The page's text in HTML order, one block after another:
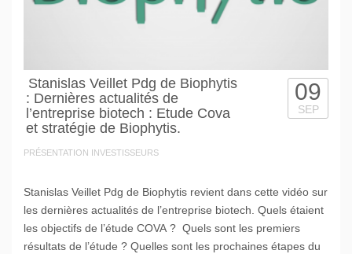
Stanislas Veillet Pdg de Biophytis
: Dernières actualités de
l’entreprise biotech : Etude Cova
et stratégie de Biophytis.
PRÉSENTATION INVESTISSEURS
09
SEP
Stanislas Veillet Pdg de Biophytis revient dans cette vidéo sur
les dernières actualités de l’entreprise biotech. Quels étaient
les objectifs de l’étude COVA ? Quels sont les premiers
résultats de l’étude ? Quelles sont les prochaines étapes du